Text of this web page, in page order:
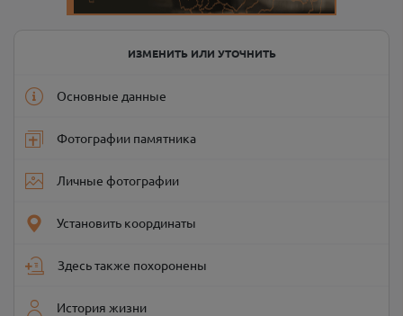
ИЗМЕНИТЬ ИЛИ УТОЧНИТЬ
Основные данные
Фотографии памятника
Личные фотографии
Установить координаты
Здесь также похоронены
История жизни